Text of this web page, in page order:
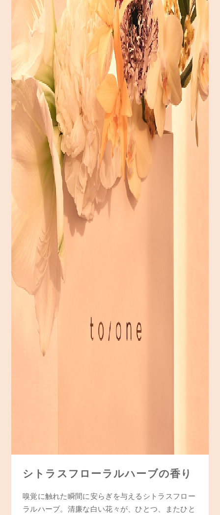
シトラスフローラルハーブの香り
嗅覚に触れた瞬間に安らぎを与えるシトラスフロー
ラルハーブ。清廉な白い花々が、ひとつ、またひと